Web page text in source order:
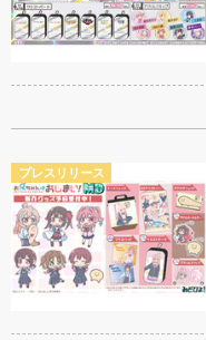
プレスリリース